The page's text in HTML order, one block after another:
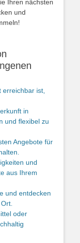
Ihren nächsten
und
ist,
in
und flexibel zu
Angebote für
und
aus Ihrem
und entdecken
oder